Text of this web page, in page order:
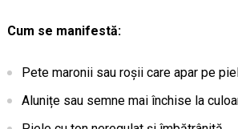
Cum se manifestă:
Pete maronii sau roșii care apar pe
Alunițe sau semne mai închise la